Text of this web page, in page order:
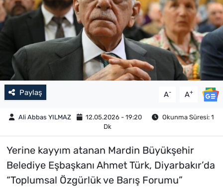
Paylaş A- A+
Ali Abbas YILMAZ 12.05.2026 - 19:20
Okunma Süresi: 1
Dk
Yerine kayyım atanan Mardin Büyükşehir
Belediye Eşbaşkanı Ahmet Türk, Diyarbakır’da
“Toplumsal Özgürlük ve Barış Forumu”